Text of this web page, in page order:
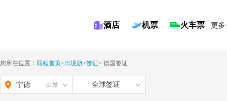
酒店 机票 火车票 更多
您所在位置： 同程首页>出境游>签证> 德国签证
宁德 出发 全球签证